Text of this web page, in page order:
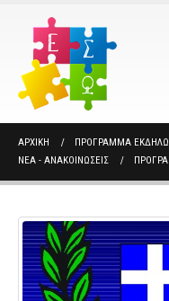
ΑΡΧΙΚΉ
ΠΡΌΓΡΑΜΜΑ
ΝΈΑ - ΑΝΑΚΟΙΝΏΣΕΙΣ